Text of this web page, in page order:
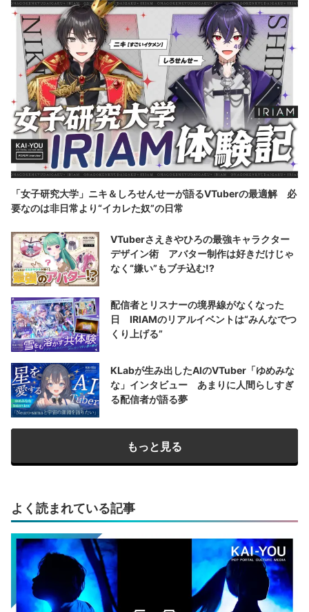
「女子研究大学」ニキ＆しろせんせーが語るVTuberの最適解 必
要なのは非日常より“イカレた奴”の日常
VTuberさえきやひろの最強キャラクター
デザイン術 アバター制作は好きだけじゃ
なく“嫌い”もブチ込む!?
配信者とリスナーの境界線がなくなった
日 IRIAMのリアルイベントは“みんなでつ
くり上げる”
KLabが生み出したAIのVTuber「ゆめみな
な」インタビュー あまりに人間らしすぎ
る配信者が語る夢
もっと見る
よく読まれている記事